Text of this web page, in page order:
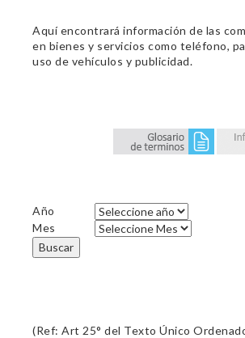
Aquí encontrará información de las
en bienes y servicios como teléfono,
uso de vehículos y publicidad.
Año
Mes
Buscar
(Ref: Art 25° del Texto Único